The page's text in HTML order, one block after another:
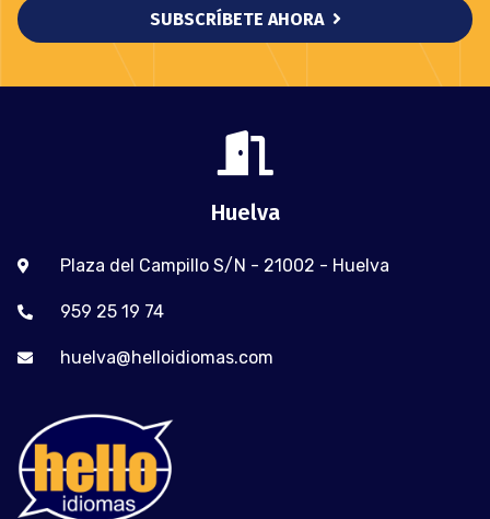
SUBSCRÍBETE AHORA
Huelva
Plaza del Campillo S/N - 21002 - Huelva
959 25 19 74
huelva@helloidiomas.com